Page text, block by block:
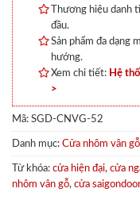
Thương hiệu danh
đầu.
Sản phẩm đa dạng
hướng.
Xem chi tiết: Hệ
>
Mã: SGD-CNVG-52
Danh mục: Cửa nhôm vân gỗ
Từ khóa: cửa hiện đại, cửa
nhôm vân gỗ, cửa saigondoor